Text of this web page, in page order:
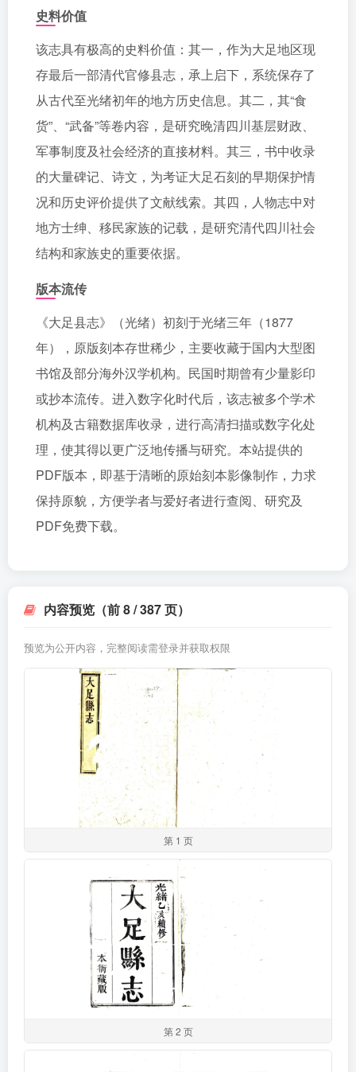
史料价值
该志具有极高的史料价值：其一，作为大足地区现
存最后一部清代官修县志，承上启下，系统保存了
从古代至光绪初年的地方历史信息。其二，其“食
货”、“武备”等卷内容，是研究晚清四川基层财政、
军事制度及社会经济的直接材料。其三，书中收录
的大量碑记、诗文，为考证大足石刻的早期保护情
况和历史评价提供了文献线索。其四，人物志中对
地方士绅、移民家族的记载，是研究清代四川社会
结构和家族史的重要依据。
版本流传
《大足县志》（光绪）初刻于光绪三年（1877
年），原版刻本存世稀少，主要收藏于国内大型图
书馆及部分海外汉学机构。民国时期曾有少量影印
或抄本流传。进入数字化时代后，该志被多个学术
机构及古籍数据库收录，进行高清扫描或数字化处
理，使其得以更广泛地传播与研究。本站提供的
PDF版本，即基于清晰的原始刻本影像制作，力求
保持原貌，方便学者与爱好者进行查阅、研究及
PDF免费下载。
内容预览（前 8 / 387 页）
预览为公开内容，完整阅读需登录并获取权限
第 1 页
第 2 页